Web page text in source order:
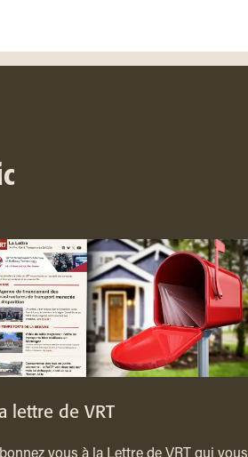
lettre de VRT